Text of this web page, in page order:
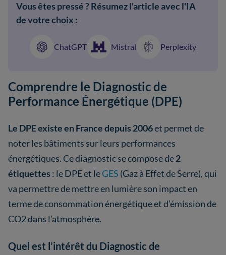
Vous êtes pressé ? Résumez l'article avec l'IA
de votre choix :
ChatGPT Mistral Perplexity
Comprendre le Diagnostic de
Performance Énergétique (DPE)
Le DPE existe en France depuis 2006et permet de
noter les bâtiments sur leurs performances
énergétiques. Ce diagnostic se compose de2
étiquettes : le DPE et leGES (Gaz à Effet de Serre), qui
va permettre de mettre en lumière son impact en
terme de consommation énergétique et d’émission de
CO2 dans l’atmosphère.
Quel est l’intérêt du Diagnostic de